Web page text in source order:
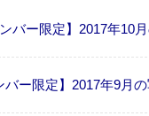
ンバー限定】2017年10
バー限定】2017年9月